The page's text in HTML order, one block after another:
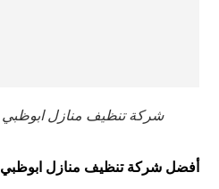
شركة تنظيف منازل ابوظبي
أفضل شركة تنظيف منازل ابوظبي